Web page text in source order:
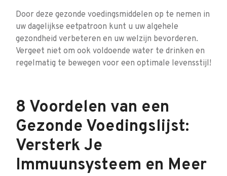
Door deze gezonde voedingsmiddelen op te nemen in
uw dagelijkse eetpatroon kunt u uw algehele
gezondheid verbeteren en uw welzijn bevorderen.
Vergeet niet om ook voldoende water te drinken en
regelmatig te bewegen voor een optimale levensstijl!
8 Voordelen van een
Gezonde Voedingslijst:
Versterk Je
Immuunsysteem en Meer